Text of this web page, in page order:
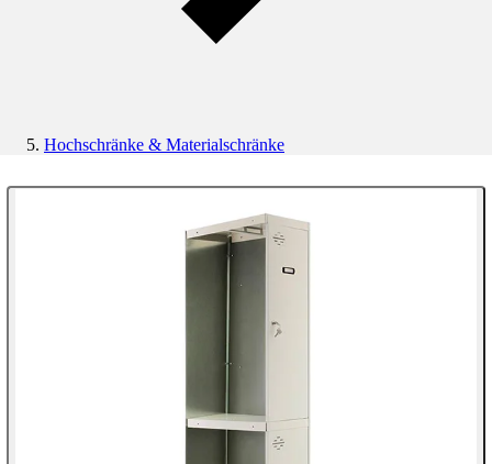
Hochschränke & Materialschränke